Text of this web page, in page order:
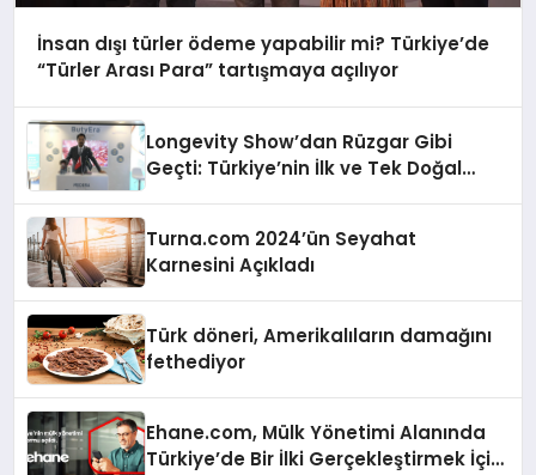
İnsan dışı türler ödeme yapabilir mi? Türkiye’de
“Türler Arası Para” tartışmaya açılıyor
Longevity Show’dan Rüzgar Gibi
Geçti: Türkiye’nin İlk ve Tek Doğal
Turna.com 2024’ün Seyahat
Karnesini Açıkladı
Türk döneri, Amerikalıların damağını
fethediyor
Ehane.com, Mülk Yönetimi Alanında
Türkiye’de Bir İlki Gerçekleştirmek İçin